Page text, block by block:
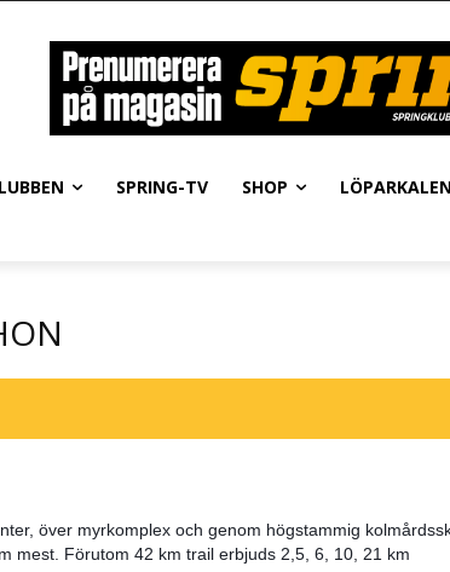
SPRING-TV SHOP
över myrkomplex och genom högstammig
mest. Förutom 42 km trail erbjuds 2,5, 6, 10, 21 km